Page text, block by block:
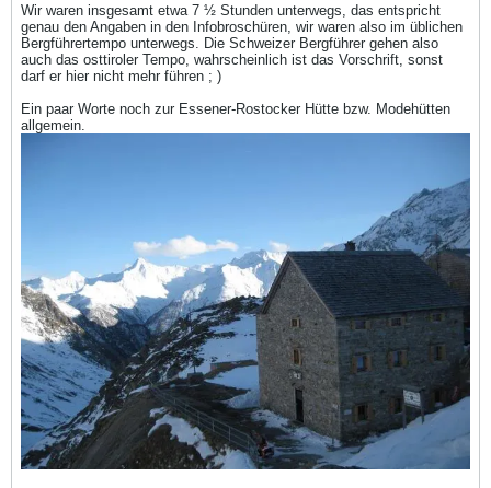
Wir waren insgesamt etwa 7 ½ Stunden unterwegs, das entspricht
genau den Angaben in den Infobroschüren, wir waren also im üblichen
Bergführertempo unterwegs. Die Schweizer Bergführer gehen also
auch das osttiroler Tempo, wahrscheinlich ist das Vorschrift, sonst
darf er hier nicht mehr führen ; )
Ein paar Worte noch zur Essener-Rostocker Hütte bzw. Modehütten
allgemein.